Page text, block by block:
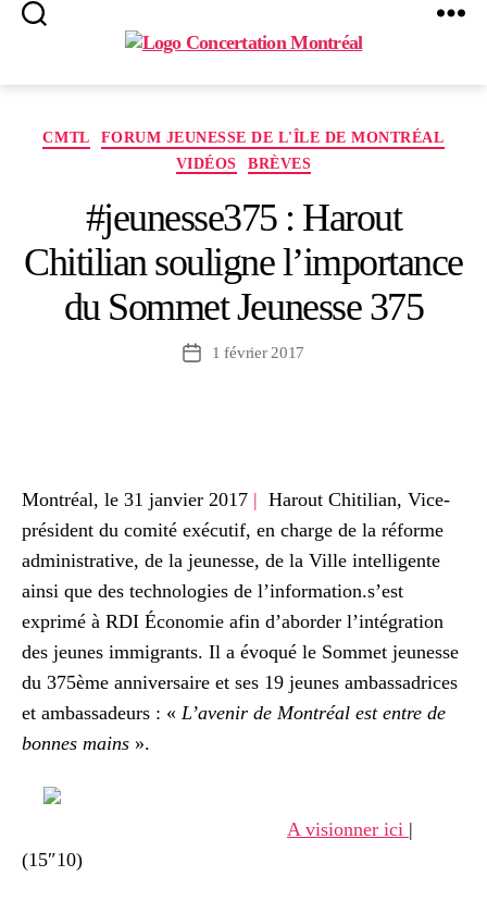
Montréal
Catégories
CMTL
FORUM JEUNESSE DE L'ÎLE DE MONTRÉAL
VIDÉOS
BRÈVES
#jeunesse375 : Harout
Chitilian souligne l’importance
du Sommet Jeunesse 375
Date1 février 2017
Montréal, le 31 janvier 2017 | Harout Chitilian, Vice-
président du comité exécutif, en charge de la réforme
administrative, de la jeunesse, de la Ville intelligente
ainsi que des technologies de l’information.s’est
exprimé à RDI Économie afin d’aborder l’intégration
des jeunes immigrants. Il a évoqué le Sommet jeunesse
du 375ème anniversaire et ses 19 jeunes ambassadrices
et ambassadeurs : « L’avenir de Montréal est entre de
bonnes mains ».
A visionner ici |
(15″10)